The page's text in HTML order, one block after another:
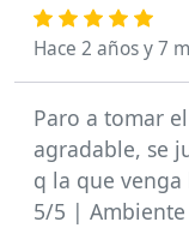
Hace 2 años y 7
Paro a tomar
agradable, se
q la que venga
5/5 |